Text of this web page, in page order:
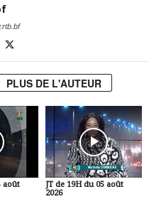
PLUS DE L'AUTEUR
août
JT de 19H du 05 août
2026